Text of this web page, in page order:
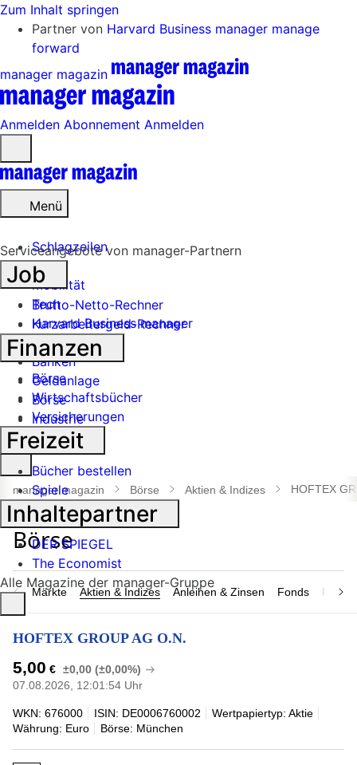
Zum Inhalt springen
Partner von Harvard Business manager manage
forward
manager magazin
Anmelden Abonnement Anmelden
öffnen
Menü
Schlagzeilen
Mobilität
Tech
Harvard Business manager
Handel
Banken
Geldanlage
Börse
Industrie
Suche
öffnen
manager magazin Börse Aktien & Indizes HOFTEX
Märkte Aktien & Indizes Anleihen & Zinsen Fonds
HOFTEX GROUP AG O.N.
5,00 € ±0,00 (±0,00%)
07.08.2026, 12:01:54 Uhr
WKN: 676000 ISIN: DE0006760002
Wertpapiertyp: Aktie
Währung: Euro
Börse: München
Serviceangebote von manager-Partnern
Job
Brutto-Netto-Rechner
Kurzarbeitergeld-Rechner
Finanzen
Börse
Wirtschaftsbücher
Versicherungen
Freizeit
Bücher bestellen
Spiele
Inhaltepartner
DER SPIEGEL
The Economist
Alle Magazine der manager-Gruppe